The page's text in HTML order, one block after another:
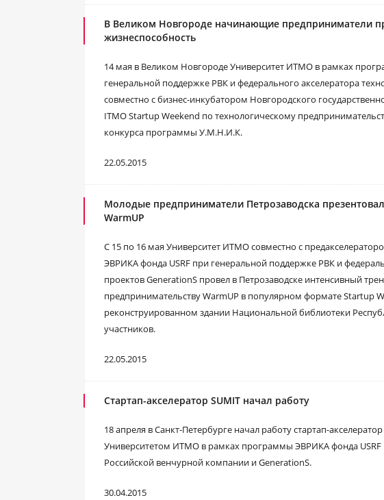
В Великом Новгороде начинающие предприниматели
жизнеспособность
14 мая в Великом Новгороде Университет ИТМО в рамках
генеральной поддержке РВК и федерального акселератора
совместно с бизнес-инкубатором Новгородского
ITMO Startup Weekend по технологическому
конкурса программы У.М.Н.И.К.
22.05.2015
Молодые предприниматели Петрозаводска
WarmUP
С 15 по 16 мая Университет ИТМО совместно с
ЭВРИКА фонда USRF при генеральной поддержке РВК и
проектов GenerationS провел в Петрозаводске интенсивный
предпринимательству WarmUP в популярном формате Startup
реконструированном здании Национальной библиотеки
участников.
22.05.2015
Стартап-акселератор SUMIT начал работу
18 апреля в Санкт-Петербурге начал работу стартап-
Университетом ИТМО в рамках программы ЭВРИКА фонда USRF
Российской венчурной компании и GenerationS.
30.04.2015